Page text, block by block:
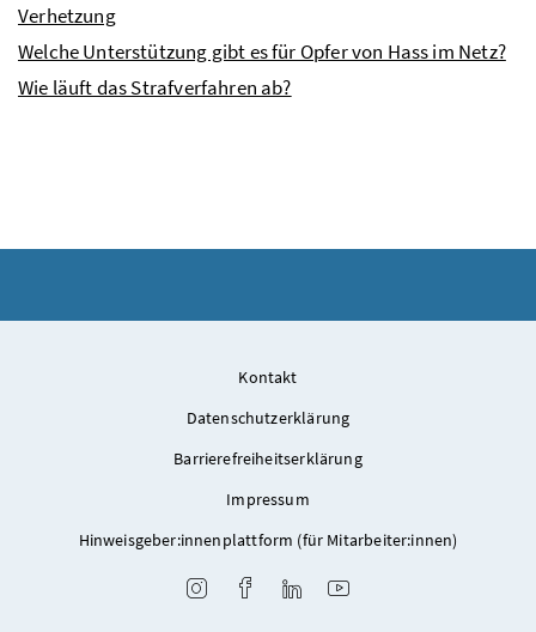
Verhetzung
Welche Unterstützung gibt es für Opfer von Hass im Netz?
Wie läuft das Strafverfahren ab?
Kontakt
Datenschutzerklärung
Barrierefreiheitserklärung
Impressum
Hinweisgeber:innenplattform (für Mitarbeiter:innen)
InstagramFacebookLinkedIn